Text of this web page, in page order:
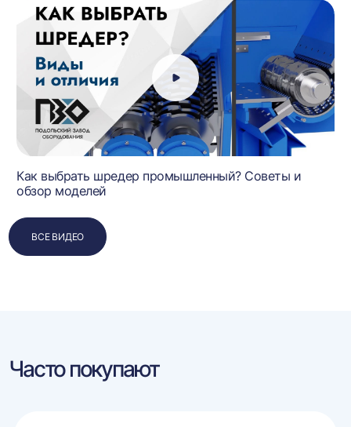
Как выбрать шредер промышленный? Советы и
обзор моделей
ВСЕ ВИДЕО
Часто покупают